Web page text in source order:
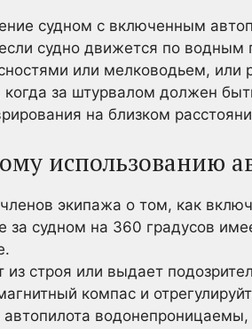
судном с включенным
судно движется по
или мелководьем, или
за штурвалом должен
на близком
использованию
экипажа о том, как
за судном на 360 градусов
из строя или выдает
компас и
водонепроницаемы,